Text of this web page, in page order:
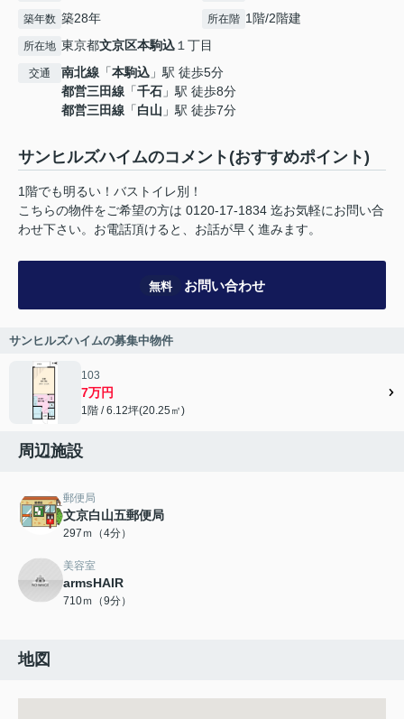
築年数 築28年 所在階 1階/2階建
所在地 東京都文京区本駒込 １丁目
交通 南北線 「本駒込 」駅 徒歩5分
都営三田線 「千石 」駅 徒歩8分
都営三田線 「白山 」駅 徒歩7分
サンヒルズハイムのコメント(おすすめポイント)
1階でも明るい！バストイレ別！
こちらの物件をご希望の方は 0120-17-1834 迄お気軽にお問い合
わせ下さい。お電話頂けると、お話が早く進みます。
無料 お問い合わせ
サンヒルズハイムの募集中物件
103
7万円
1階 / 6.12坪(20.25㎡)
周辺施設
郵便局
文京白山五郵便局
297ｍ（4分）
美容室
armsHAIR
710ｍ（9分）
地図